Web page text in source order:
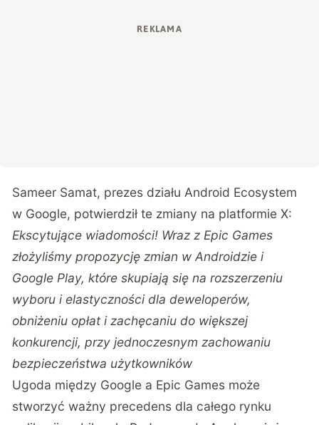
Sameer Samat, prezes działu Android Ecosystem
w Google, potwierdził te zmiany na platformie X:
Ekscytujące wiadomości! Wraz z Epic Games
złożyliśmy propozycję zmian w Androidzie i
Google Play, które skupiają się na rozszerzeniu
wyboru i elastyczności dla deweloperów,
obniżeniu opłat i zachęcaniu do większej
konkurencji, przy jednoczesnym zachowaniu
bezpieczeństwa użytkowników
Ugoda między Google a Epic Games może
stworzyć ważny precedens dla całego rynku